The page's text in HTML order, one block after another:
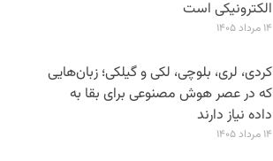
الکترونیکی است
۱۴ مرداد ۱۴۰۵
کردی، لری، بلوچی، لکی و گیلکی؛ زبان‌هایی
که در عصر هوش مصنوعی برای بقا به
داده نیاز دارند
۱۴ مرداد ۱۴۰۵